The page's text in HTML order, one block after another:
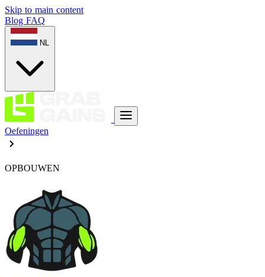
Skip to main content
Blog FAQ
NL
Oefeningen
OPBOUWEN